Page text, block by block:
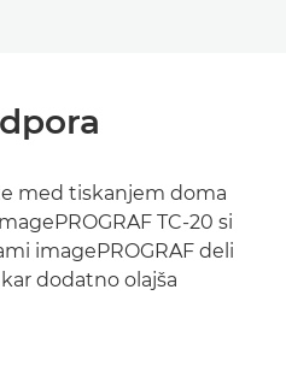
med tiskanjem doma
TC-20 si
imagePROGRAF deli
dodatno olajša